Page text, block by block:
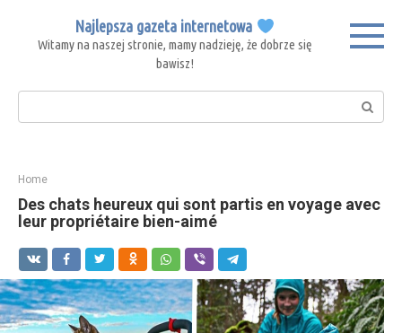
content
Najlepsza gazeta internetowa
Witamy na naszej stronie, mamy nadzieję, że dobrze się
bawisz!
Search:
Home
Des chats heureux qui sont partis en voyage avec
leur propriétaire bien-aimé